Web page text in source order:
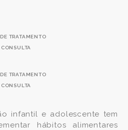
TRATAMENTO
CONSULTA
TRATAMENTO
CONSULTA
infantil e adolescente tem
hábitos alimentares